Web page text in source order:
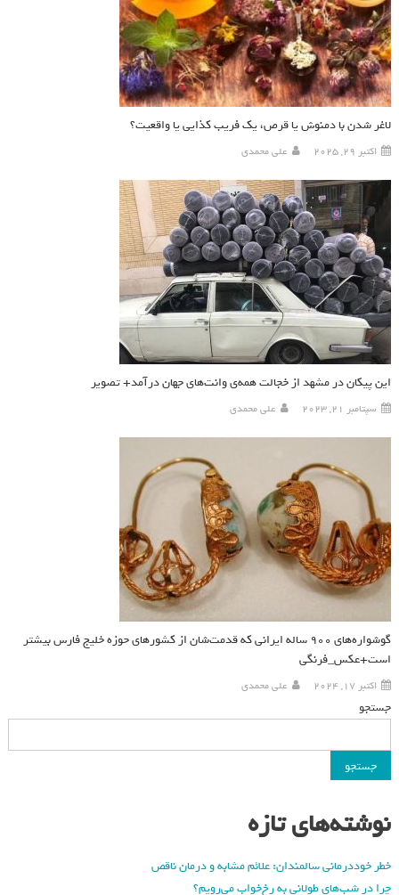
لاغر شدن با دمنوش یا قرص، یک فریب کذایی یا واقعیت؟
اکتبر 29, 2025 علی محمدی
این پیکان در مشهد از خجالت همه‌ی وانت‌های جهان درآمد+ تصویر
سپتامبر 21, 2023 علی محمدی
گوشواره‌های ۹۰۰ ساله ایرانی که قدمت‌شان از کشورهای حوزه خلیج فارس بیشتر
است+عکس_فرنگی
اکتبر 17, 2024 علی محمدی
جستجو
جستجو
نوشته‌های تازه
خطر خوددرمانی سالمندان: علائم مشابه و درمان ناقص
چرا در شب‌های طولانی به رخ‌خواب می‌رویم؟